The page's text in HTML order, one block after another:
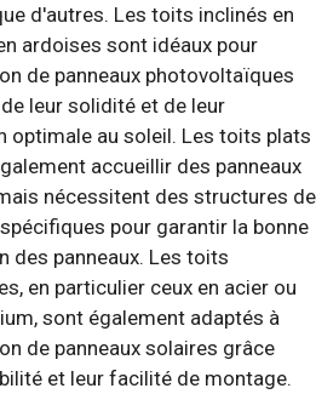
d'autres. Les toits inclinés en
ardoises sont idéaux pour
de panneaux photovoltaïques
leur solidité et de leur
optimale au soleil. Les toits plats
accueillir des panneaux
nécessitent des structures de
pour garantir la bonne
des panneaux. Les toits
en particulier ceux en acier ou
sont également adaptés à
de panneaux solaires grâce
et leur facilité de montage.